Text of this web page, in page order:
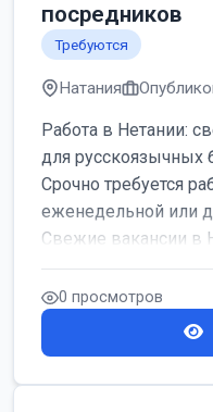
посредников
Требуются
Натания
Работа в Нетании:
для русскоязычных
Срочно требуется
еженедельной или
Свежие вакансии в
0 просмотров